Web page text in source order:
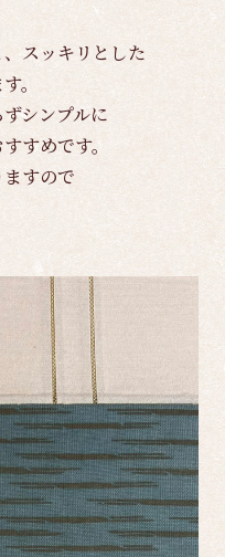
スッキリとした
。
シンプルに
すめです。
すので